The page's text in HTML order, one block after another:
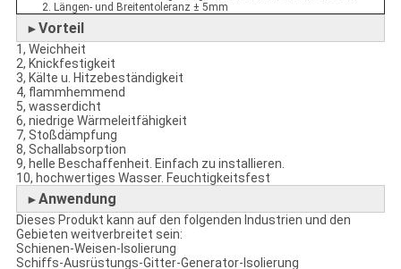
2. Längen- und Breitentoleranz ± 5mm
►Vorteil
1, Weichheit
2, Knickfestigkeit
3, Kälte u. Hitzebeständigkeit
4, flammhemmend
5, wasserdicht
6, niedrige Wärmeleitfähigkeit
7, Stoßdämpfung
8, Schallabsorption
9, helle Beschaffenheit. Einfach zu installieren.
10, hochwertiges Wasser. Feuchtigkeitsfest
►Anwendung
Dieses Produkt kann auf den folgenden Industrien und den
Gebieten weitverbreitet sein:
Schienen-Weisen-Isolierung
Schiffs-Ausrüstungs-Gitter-Generator-Isolierung